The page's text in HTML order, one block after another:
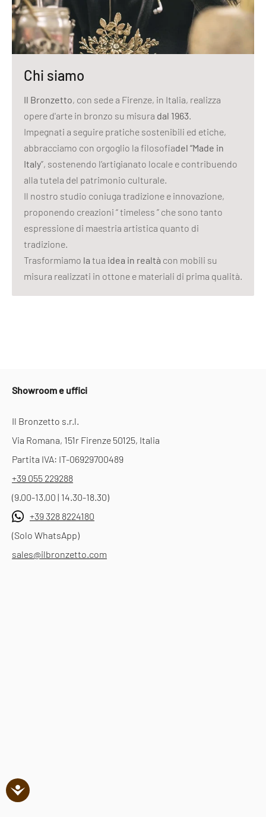
Chi siamo
Il Bronzetto, con sede a Firenze, in Italia, realizza
opere d'arte in bronzo su misura dal 1963
Impegnati a seguire pratiche sostenibili ed etiche,
abbracciamo con orgoglio la filosofiadel “Made in
Italy”, sostenendo l’artigianato locale e contribuendo
alla tutela del patrimonio culturale.
Il nostro studio coniuga tradizione e innovazione,
proponendo creazioni “ timeless ” che sono tanto
espressione di maestria artistica quanto di
tradizione.
Trasformiamo la tua idea in realtà con mobili su
misura realizzati in ottone e materiali di prima qualità.
Showroom e uffici
Il Bronzetto s.r.l.
Via Romana, 151r Firenze 50125, Italia
Partita IVA: IT-06929700489
+39 055 229288
(9.00-13.00 | 14.30-18.30)
+39 328 8224180
(Solo WhatsApp)
sales@ilbronzetto.com